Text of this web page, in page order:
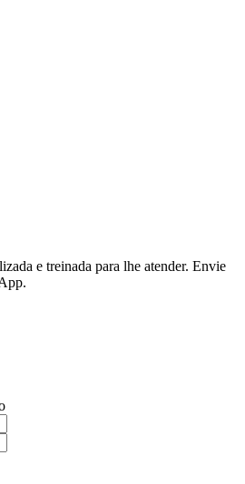
e treinada para lhe atender. Envie